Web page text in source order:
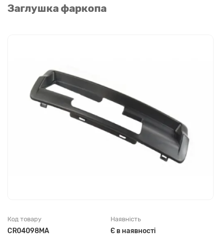
Заглушка фаркопа
Код товару
CR04098MA
Наявність
Є в наявності